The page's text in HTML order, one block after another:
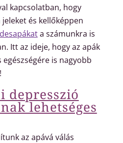
kapcsolatban, hogy
és kellőképpen
a számunkra is
Itt az ideje, hogy az apák
is nagyobb
depresszió
lehetséges
az apává válás